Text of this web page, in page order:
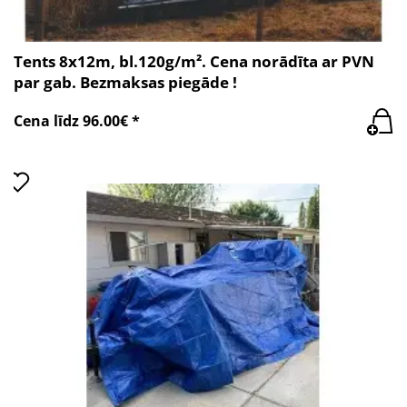
Tents 8x12m, bl.120g/m². Cena norādīta ar PVN
par gab. Bezmaksas piegāde !
Cena līdz 96.00€ *